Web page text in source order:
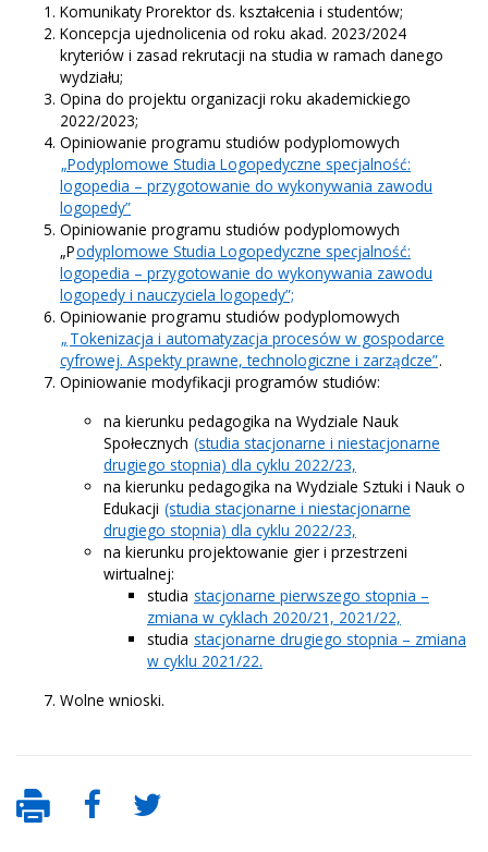
Komunikaty Prorektor ds. kształcenia i studentów;
Koncepcja ujednolicenia od roku akad. 2023/2024
kryteriów i zasad rekrutacji na studia w ramach danego
wydziału;
Opina do projektu organizacji roku akademickiego
2022/2023;
Opiniowanie programu studiów podyplomowych
„Podyplomowe Studia Logopedyczne specjalność:
logopedia – przygotowanie do wykonywania zawodu
logopedy”
Opiniowanie programu studiów podyplomowych
„Podyplomowe Studia Logopedyczne specjalność:
logopedia – przygotowanie do wykonywania zawodu
logopedy i nauczyciela logopedy”;
Opiniowanie programu studiów podyplomowych
„ Tokenizacja i automatyzacja procesów w gospodarce
cyfrowej. Aspekty prawne, technologiczne i zarządcze”.
Opiniowanie modyfikacji programów studiów:
na kierunku pedagogika na Wydziale Nauk
Społecznych (studia stacjonarne i niestacjonarne
drugiego stopnia) dla cyklu 2022/23,
na kierunku pedagogika na Wydziale Sztuki i Nauk o
Edukacji (studia stacjonarne i niestacjonarne
drugiego stopnia) dla cyklu 2022/23,
na kierunku projektowanie gier i przestrzeni
wirtualnej:
studia stacjonarne pierwszego stopnia –
zmiana w cyklach 2020/21, 2021/22,
studia stacjonarne drugiego stopnia – zmiana
w cyklu 2021/22.
Wolne wnioski.